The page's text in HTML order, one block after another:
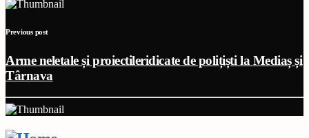
Previous post
Arme neletale și proiectileridicate de polițiști la Mediaș și
Târnava